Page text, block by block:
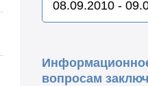
вопросам